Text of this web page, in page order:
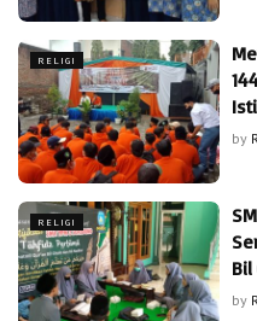
RELIGI
by
RELIGI
Bil
by